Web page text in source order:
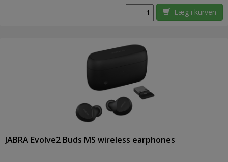
Læg i kurven
JABRA Evolve2 Buds MS wireless earphones